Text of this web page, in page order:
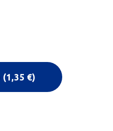
(1,35 €)